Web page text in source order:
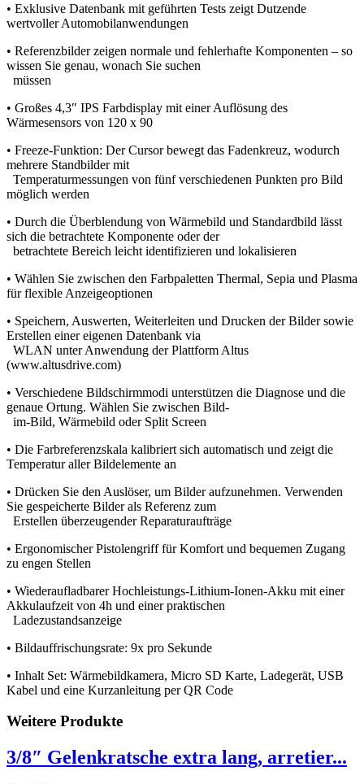
• Exklusive Datenbank mit geführten Tests zeigt Dutzende
wertvoller Automobilanwendungen
• Referenzbilder zeigen normale und fehlerhafte Komponenten – so
wissen Sie genau, wonach Sie suchen
müssen
• Großes 4,3″ IPS Farbdisplay mit einer Auflösung des
Wärmesensors von 120 x 90
• Freeze-Funktion: Der Cursor bewegt das Fadenkreuz, wodurch
mehrere Standbilder mit
Temperaturmessungen von fünf verschiedenen Punkten pro Bild
möglich werden
• Durch die Überblendung von Wärmebild und Standardbild lässt
sich die betrachtete Komponente oder der
betrachtete Bereich leicht identifizieren und lokalisieren
• Wählen Sie zwischen den Farbpaletten Thermal, Sepia und Plasma
für flexible Anzeigeoptionen
• Speichern, Auswerten, Weiterleiten und Drucken der Bilder sowie
Erstellen einer eigenen Datenbank via
WLAN unter Anwendung der Plattform Altus
(www.altusdrive.com)
• Verschiedene Bildschirmmodi unterstützen die Diagnose und die
genaue Ortung. Wählen Sie zwischen Bild-
im-Bild, Wärmebild oder Split Screen
• Die Farbreferenzskala kalibriert sich automatisch und zeigt die
Temperatur aller Bildelemente an
• Drücken Sie den Auslöser, um Bilder aufzunehmen. Verwenden
Sie gespeicherte Bilder als Referenz zum
Erstellen überzeugender Reparaturaufträge
• Ergonomischer Pistolengriff für Komfort und bequemen Zugang
zu engen Stellen
• Wiederaufladbarer Hochleistungs-Lithium-Ionen-Akku mit einer
Akkulaufzeit von 4h und einer praktischen
Ladezustandsanzeige
• Bildauffrischungsrate: 9x pro Sekunde
• Inhalt Set: Wärmebildkamera, Micro SD Karte, Ladegerät, USB
Kabel und eine Kurzanleitung per QR Code
Weitere Produkte
3/8″ Gelenkratsche extra lang, arretier...